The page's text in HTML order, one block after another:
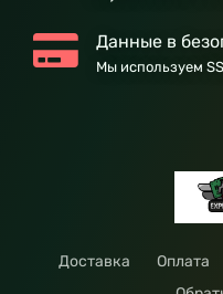
Данные в
Мы используем
Доставка Оплата